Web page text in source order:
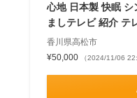
心地 日本製 快眠
ましテレビ 紹介 テ
香川県高松市
¥50,000
（2024/11/06